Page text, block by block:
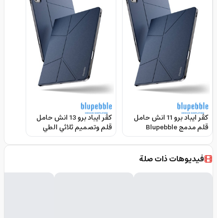
كڤر ايباد برو 11 انش حامل
قلم مدمج Blupebble
Tokyo 11 Ipad Pro Case
كڤر ايباد برو 13 انش حامل
قلم وتصميم ثلاثي الطي
Blupebble Tokyo 13" Ipad
Pro Case
فيديوهات ذات صلة